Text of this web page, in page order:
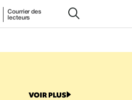
Courrier des
lecteurs
VOIR PLUS